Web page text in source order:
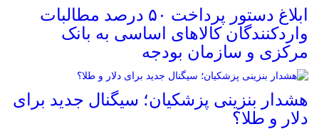
ابلاغ دستور پرداخت ۵۰ درصد مطالبات
واردکنندگان کالاهای اساسی به بانک
مرکزی و سازمان بودجه
هشدار بنزینی پزشکیان؛ سیگنال جدید برای
دلار و طلا؟